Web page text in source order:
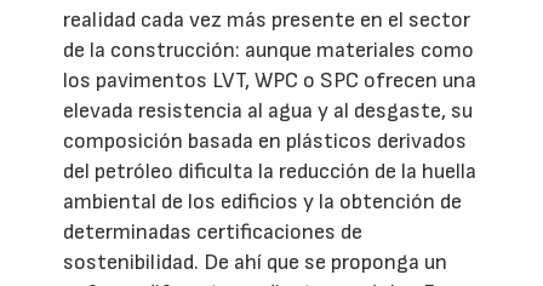
realidad cada vez más presente en el sector
de la construcción: aunque materiales como
los pavimentos LVT, WPC o SPC ofrecen una
elevada resistencia al agua y al desgaste, su
composición basada en plásticos derivados
del petróleo dificulta la reducción de la huella
ambiental de los edificios y la obtención de
determinadas certificaciones de
sostenibilidad. De ahí que se proponga un